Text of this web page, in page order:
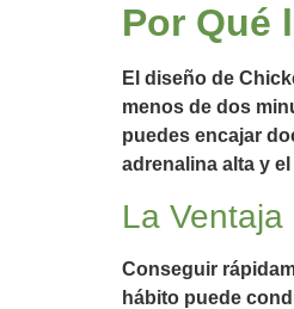
Por Qué
El diseño de
menos de dos
puedes encajar
adrenalina alta y
La
Conseguir
hábito puede